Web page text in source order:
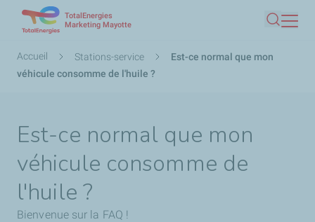
contenu
TotalEnergies
Marketing Mayotte
Fil
d'Ariane
Accueil Stations-service
Est-ce normal que mon
véhicule consomme de l'huile ?
Est-ce normal que mon
véhicule consomme de
l'huile ?
Bienvenue sur la FAQ !